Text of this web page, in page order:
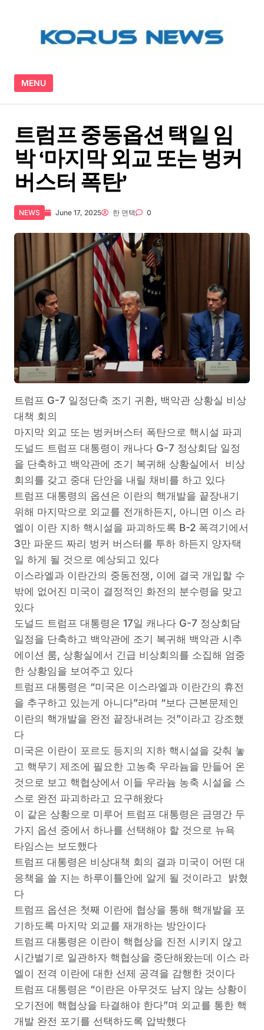
MENU
트럼프 중동옵션 택일 임
박 ‘마지막 외교 또는 벙커
버스터 폭탄’
NEWS June 17, 2025 한 면택 0
트럼프 G-7 일정단축 조기 귀환, 백악관 상황실 비상
대책 회의
마지막 외교 또는 벙커버스터 폭탄으로 핵시설 파괴
도널드 트럼프 대통령이 캐나다 G-7 정상회담 일정
을 단축하고 백악관에 조기 복귀해 상황실에서 비상
회의를 갖고 중대 단안을 내릴 채비를 하고 있다
트럼프 대통령의 옵션은 이란의 핵개발을 끝장내기
위해 마지막으로 외교를 전개하든지, 아니면 이스 라
엘이 이란 지하 핵시설을 파괴하도록 B-2 폭격기에서
3만 파운드 짜리 벙커 버스터를 투하 하든지 양자택
일 하게 될 것으로 예상되고 있다
이스라엘과 이란간의 중동전쟁, 이에 결국 개입할 수
밖에 없어진 미국이 결정적인 화전의 분수령을 맞고
있다
도널드 트럼프 대통령은 17일 캐나다 G-7 정상회담
일정을 단축하고 백악관에 조기 복귀해 백악관 시추
에이션 룸, 상황실에서 긴급 비상회의를 소집해 엄중
한 상황임을 보여주고 있다
트럼프 대통령은 “미국은 이스라엘과 이란간의 휴전
을 추구하고 있는게 아니다”라며 “보다 근본문제인
이란의 핵개발을 완전 끝장내려는 것”이라고 강조했
다
미국은 이란이 포르도 등지의 지하 핵시설을 갖춰 놓
고 핵무기 제조에 필요한 고농축 우라늄을 만들어 온
것으로 보고 핵협상에서 이들 우라늄 농축 시설을 스
스로 완전 파괴하라고 요구해왔다
이 같은 상황으로 미루어 트럼프 대통령은 금명간 두
가지 옵션 중에서 하나를 선택해야 할 것으로 뉴욕
타임스는 보도했다
트럼프 대통령은 비상대책 회의 결과 미국이 어떤 대
응책을 쓸 지는 하루이틀안에 알게 될 것이라고 밝혔
다
트럼프 옵션은 첫째 이란에 협상을 통해 핵개발을 포
기하도록 마지막 외교를 재개하는 방안이다
트럼프 대통령은 이란이 핵협상을 진전 시키지 않고
시간벌기로 일관하자 핵협상을 중단해왔는데 이스 라
엘이 전격 이란에 대한 선제 공격을 감행한 것이다
트럼프 대통령은 “이란은 아무것도 남지 않는 상황이
오기전에 핵협상을 타결해야 한다”며 외교를 통한 핵
개발 완전 포기를 선택하도록 압박했다